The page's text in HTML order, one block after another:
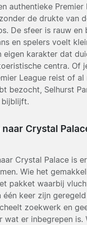
authentieke Premier
de drukte van
De sfeer is rauw en
en spelers voelt
eigen karakter dat
centra. Of
League reist of al
bezocht, Selhurst
Crystal
Crystal Palace is
Wie het
pakket waarbij
keer zijn
zoekwerk en
wat er inbegrepen is.